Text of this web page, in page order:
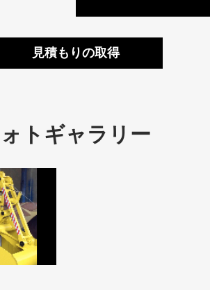
見積もりの取得
トギャラリー